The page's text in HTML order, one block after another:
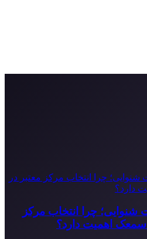
شنوایی؛ چرا انتخاب مرکز
سمعک اهمیت دارد؟